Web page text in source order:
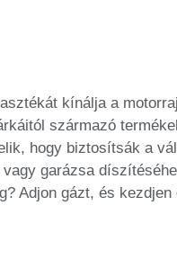
kínálja a
származó
hogy biztosítsák a
garázsa
Adjon gázt, és